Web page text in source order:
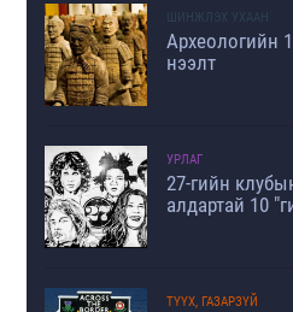
ШИНЖЛЭХ УХААН
Археологийн
нээлт
УРЛАГ
27-гийн
алдартай 10
ТҮҮХ, ГАЗАРЗҮЙ